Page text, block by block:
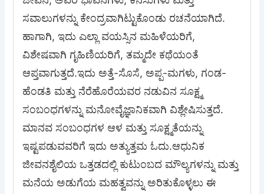
ಸವಾಲುಗಳನ್ನು ಕೇಂದ್ರವಾಗಿಟ್ಟುಕೊಂಡು ರಚನೆಯಾಗಿದೆ.
ಹಾಗಾಗಿ, ಇದು ಎಲ್ಲಾ ವಯಸ್ಸಿನ ಮಹಿಳೆಯರಿಗೆ,
ವಿಶೇಷವಾಗಿ ಗೃಹಿಣಿಯರಿಗೆ, ತಮ್ಮದೇ ಕಥೆಯಂತೆ
ಆಪ್ತವಾಗುತ್ತದೆ.ಇದು ಅತ್ತೆ-ಸೊಸೆ, ಅಪ್ಪ-ಮಗಳು, ಗಂಡ-
ಹೆಂಡತಿ ಮತ್ತು ನೆರೆಹೊರೆಯವರ ನಡುವಿನ ಸೂಕ್ಷ್ಮ
ಸಂಬಂಧಗಳನ್ನು ಮನೋವೈಜ್ಞಾನಿಕವಾಗಿ ವಿಶ್ಲೇಷಿಸುತ್ತದೆ.
ಮಾನವ ಸಂಬಂಧಗಳ ಆಳ ಮತ್ತು ಸೂಕ್ಷ್ಮತೆಯನ್ನು
ಇಷ್ಟಪಡುವವರಿಗೆ ಇದು ಅತ್ಯುತ್ತಮ ಓದು.ಆಧುನಿಕ
ಜೀವನಶೈಲಿಯ ಒತ್ತಡದಲ್ಲಿ ಕುಟುಂಬದ ಮೌಲ್ಯಗಳನ್ನು ಮತ್ತು
ಮನೆಯ ಅಡುಗೆಯ ಮಹತ್ವವನ್ನು ಅರಿತುಕೊಳ್ಳಲು ಈ